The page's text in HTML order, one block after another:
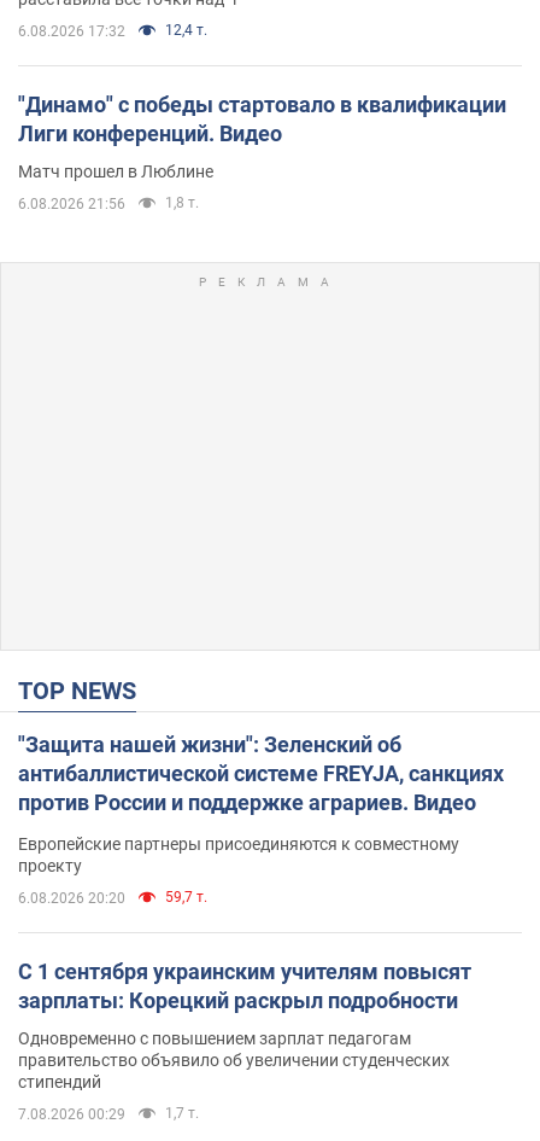
6.08.2026 17:32 12,4 т.
"Динамо" с победы стартовало в квалификации
Лиги конференций. Видео
Матч прошел в Люблине
6.08.2026 21:56 1,8 т.
TOP NEWS
"Защита нашей жизни": Зеленский об
антибаллистической системе FREYJA, санкциях
против России и поддержке аграриев. Видео
Европейские партнеры присоединяются к совместному
проекту
6.08.2026 20:20 59,7 т.
С 1 сентября украинским учителям повысят
зарплаты: Корецкий раскрыл подробности
Одновременно с повышением зарплат педагогам
правительство объявило об увеличении студенческих
стипендий
7.08.2026 00:29 1,7 т.